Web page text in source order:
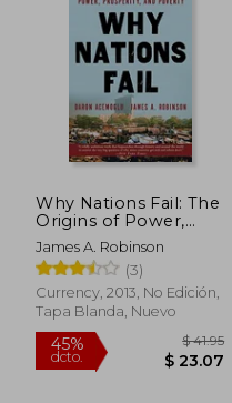
Why Nations Fail: The
Origins of Power,
Prosperity, and
Poverty (en Inglés)
James A. Robinson
(3)
Currency, 2013, No Edición,
Tapa Blanda, Nuevo